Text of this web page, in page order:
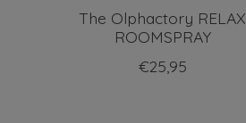
The Olphactory RELAX
ROOMSPRAY
€25,95